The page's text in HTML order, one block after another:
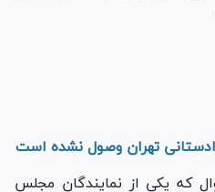
تهران وصول نشده است
که یکی از نمایندگان مجلس